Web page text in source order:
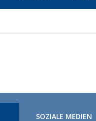
SOZIALE MEDIEN